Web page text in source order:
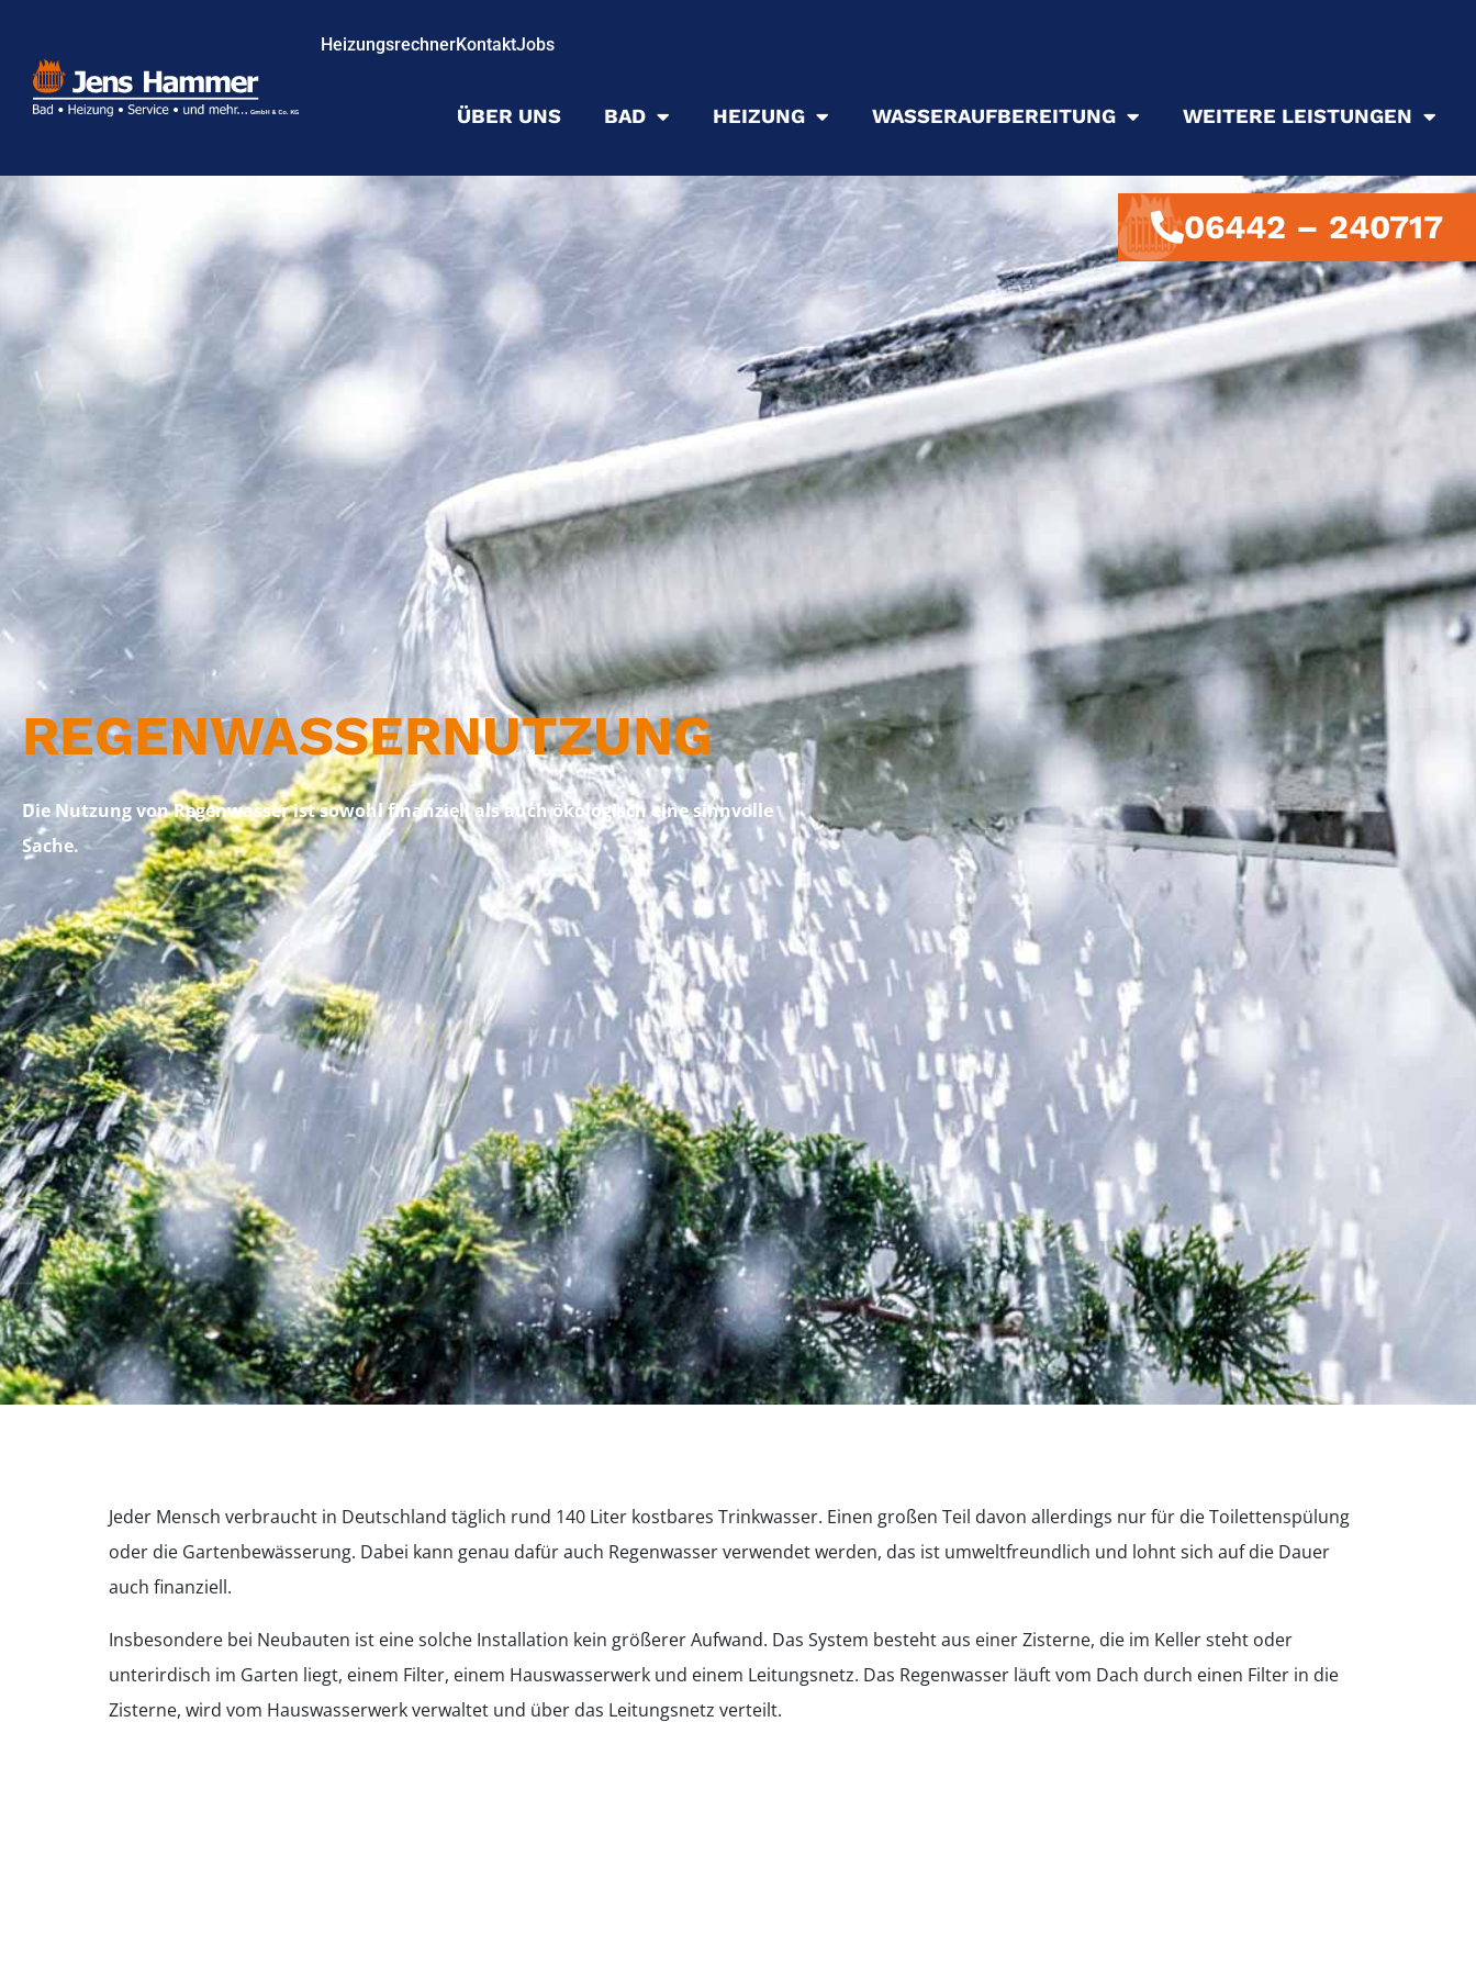
HeizungsrechnerKontaktJobs
ÜBER UNS BAD HEIZUNG WASSERAUFBEREITUNG WEITERE LEISTUNGEN
06442 – 240717
REGENWASSER­NUTZUNG
Die Nutzung von Regenwasser ist sowohl finanziell als auch ökologisch eine sinnvolle
Sache.
Jeder Mensch verbraucht in Deutschland täglich rund 140 Liter kostbares Trinkwasser. Einen großen Teil davon allerdings nur für die Toilettenspülung
oder die Gartenbewässerung. Dabei kann genau dafür auch Regenwasser verwendet werden, das ist umweltfreundlich und lohnt sich auf die Dauer
auch finanziell.
Insbesondere bei Neubauten ist eine solche Installation kein größerer Aufwand. Das System besteht aus einer Zisterne, die im Keller steht oder
unterirdisch im Garten liegt, einem Filter, einem Hauswasserwerk und einem Leitungsnetz. Das Regenwasser läuft vom Dach durch einen Filter in die
Zisterne, wird vom Hauswasserwerk verwaltet und über das Leitungsnetz verteilt.